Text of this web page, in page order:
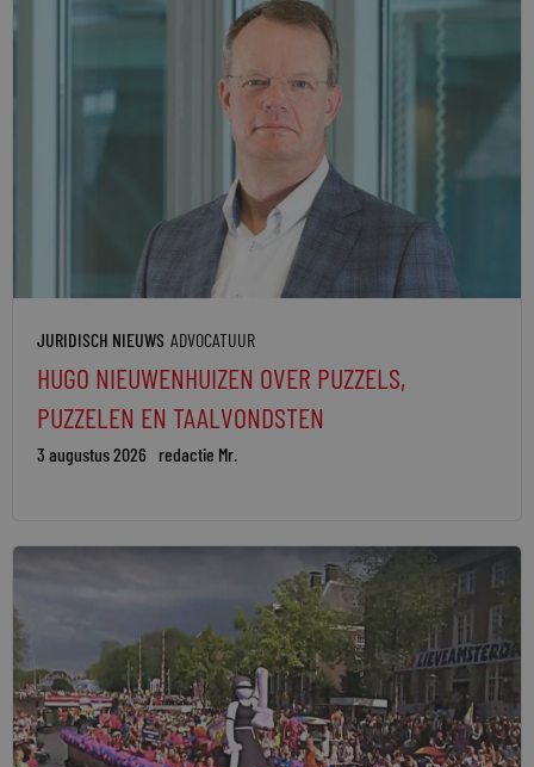
JURIDISCH NIEUWS ADVOCATUUR
HUGO NIEUWENHUIZEN OVER PUZZELS,
PUZZELEN EN TAALVONDSTEN
3 augustus 2026 redactie Mr.